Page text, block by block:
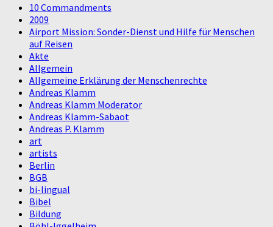
10 Commandments
2009
Airport Mission: Sonder-Dienst und Hilfe für Menschen
auf Reisen
Akte
Allgemein
Allgemeine Erklärung der Menschenrechte
Andreas Klamm
Andreas Klamm Moderator
Andreas Klamm-Sabaot
Andreas P. Klamm
art
artists
Berlin
BGB
bi-lingual
Bibel
Bildung